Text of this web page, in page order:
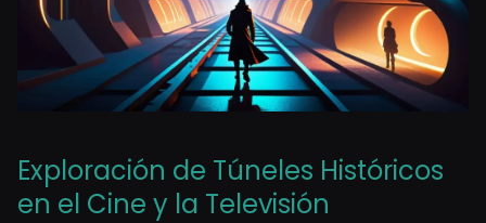
Exploración de Túneles Históricos
en el Cine y la Televisión